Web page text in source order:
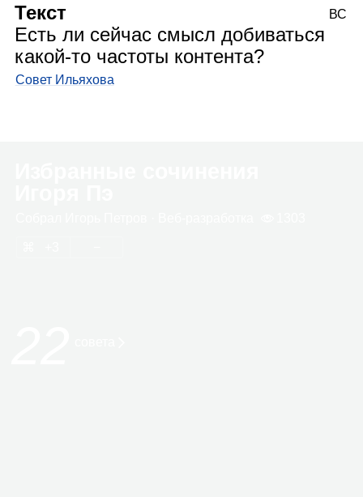
Текст
Есть ли сейчас смысл добиваться
какой‑то частоты контента?
Совет Ильяхова
ВС